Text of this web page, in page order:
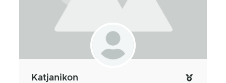
Katjanikon